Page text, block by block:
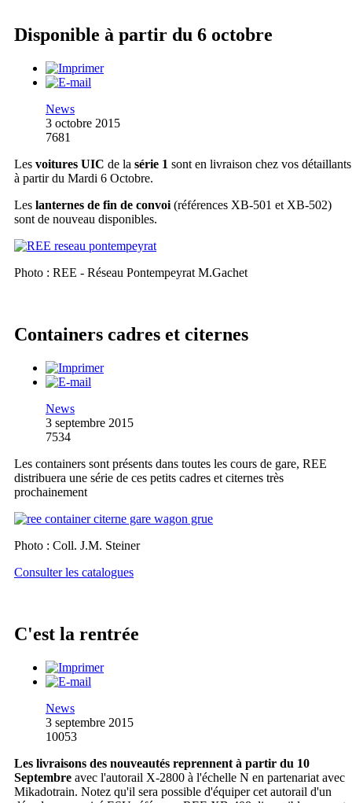
Disponible à partir du 6 octobre
News
3 octobre 2015
7681
Les voitures UIC de la série 1 sont en livraison chez vos détaillants
à partir du Mardi 6 Octobre.
Les lanternes de fin de convoi (références XB-501 et XB-502)
sont de nouveau disponibles.
Photo : REE - Réseau Pontempeyrat M.Gachet
Containers cadres et citernes
News
3 septembre 2015
7534
Les containers sont présents dans toutes les cours de gare, REE
distribuera une série de ces petits cadres et citernes très
prochainement
Photo : Coll. J.M. Steiner
Consulter les catalogues
C'est la rentrée
News
3 septembre 2015
10053
Les livraisons des nouveautés reprennent à partir du 10
Septembre avec l'autorail X-2800 à l'échelle N en partenariat avec
Mikadotrain. Notez qu'il sera possible d'équiper cet autorail d'un